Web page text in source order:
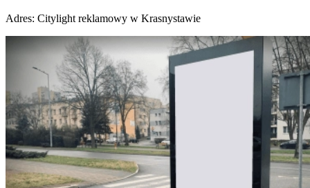
Adres: Citylight reklamowy w Krasnystawie